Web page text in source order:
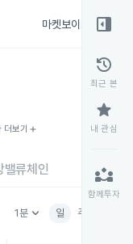
마켓보이스
더보기 add
밸류체인
1분keyboard_arrow_down 일 주
right_panel_open
history
최근 본
star
내 관심
partner_exchange
함께투자